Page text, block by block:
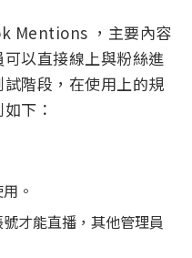
Mentions ，主要內容
以直接線上與粉絲進
階段，在使用上的規
下：
。
才能直播，其他管理員